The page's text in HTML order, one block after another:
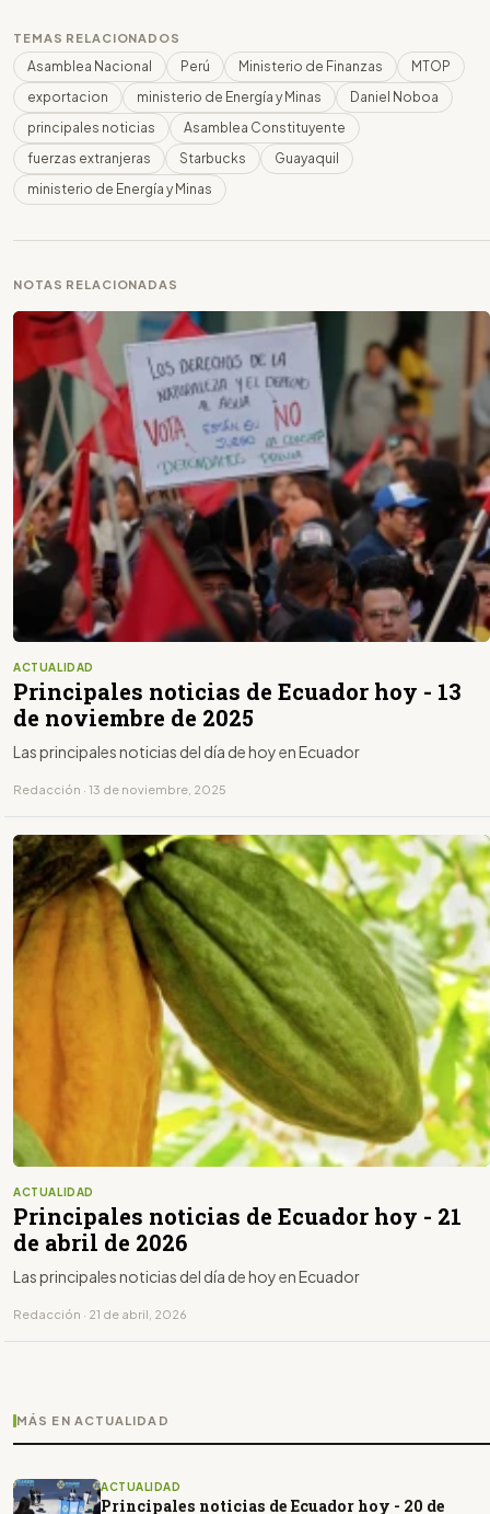
TEMAS RELACIONADOS
Asamblea Nacional Perú Ministerio de Finanzas
MTOP
exportacion
ministerio de Energía y Minas
Daniel Noboa
principales noticias
Asamblea Constituyente
fuerzas extranjeras
Starbucks
Guayaquil
ministerio de Energía y Minas
NOTAS RELACIONADAS
ACTUALIDAD
Principales noticias de Ecuador hoy - 13
de noviembre de 2025
Las principales noticias del día de hoy en Ecuador
Redacción · 13 de noviembre, 2025
ACTUALIDAD
Principales noticias de Ecuador hoy - 21
de abril de 2026
Las principales noticias del día de hoy en Ecuador
Redacción · 21 de abril, 2026
MÁS EN ACTUALIDAD
ACTUALIDAD
Principales noticias de Ecuador hoy - 20 de